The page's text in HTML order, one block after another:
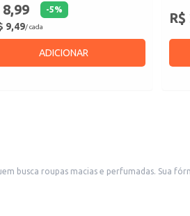
8,99 -5%
9,49/ cada
ADICIONAR
R$
busca roupas macias e perfumadas.